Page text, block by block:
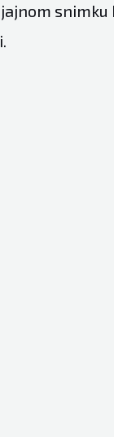
snimku